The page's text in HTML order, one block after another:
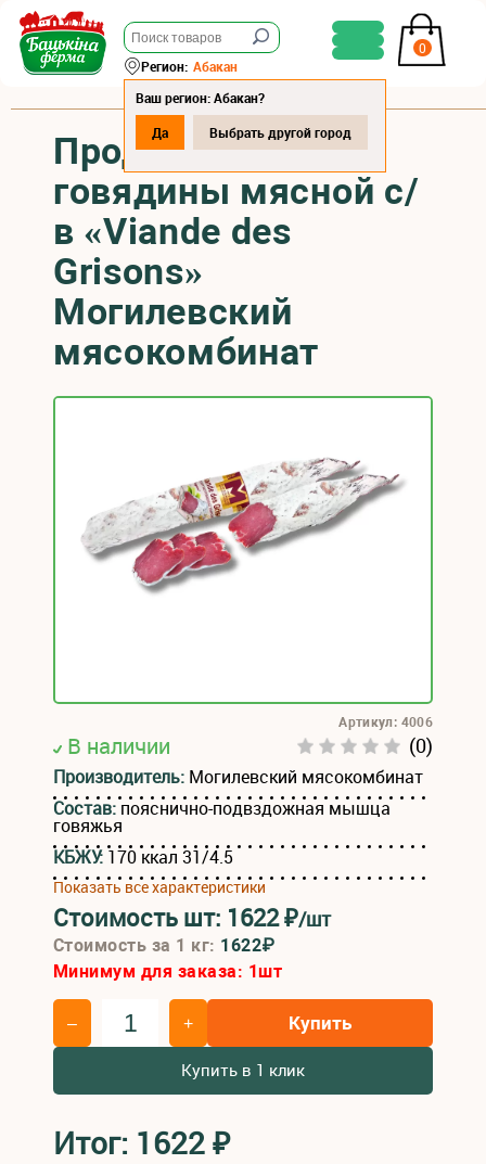
0
Регион: Абакан
Ваш регион: Абакан?
Да
Выбрать другой город
Продукт из мяса
говядины мясной с/
в «Viande des
Grisons»
Могилевский
мясокомбинат
В наличии (0)
Артикул: 4006
Производитель: Могилевский мясокомбинат
Состав: пояснично-подвздожная мышца
говяжья
КБЖУ: 170 ккал 31/4.5
Показать все характеристики
Стоимость шт: 1622₽/шт
Стоимость за 1 кг: 1622₽
Минимум для заказа: 1шт
– + Купить
Купить в 1 клик
Итог: 1622₽